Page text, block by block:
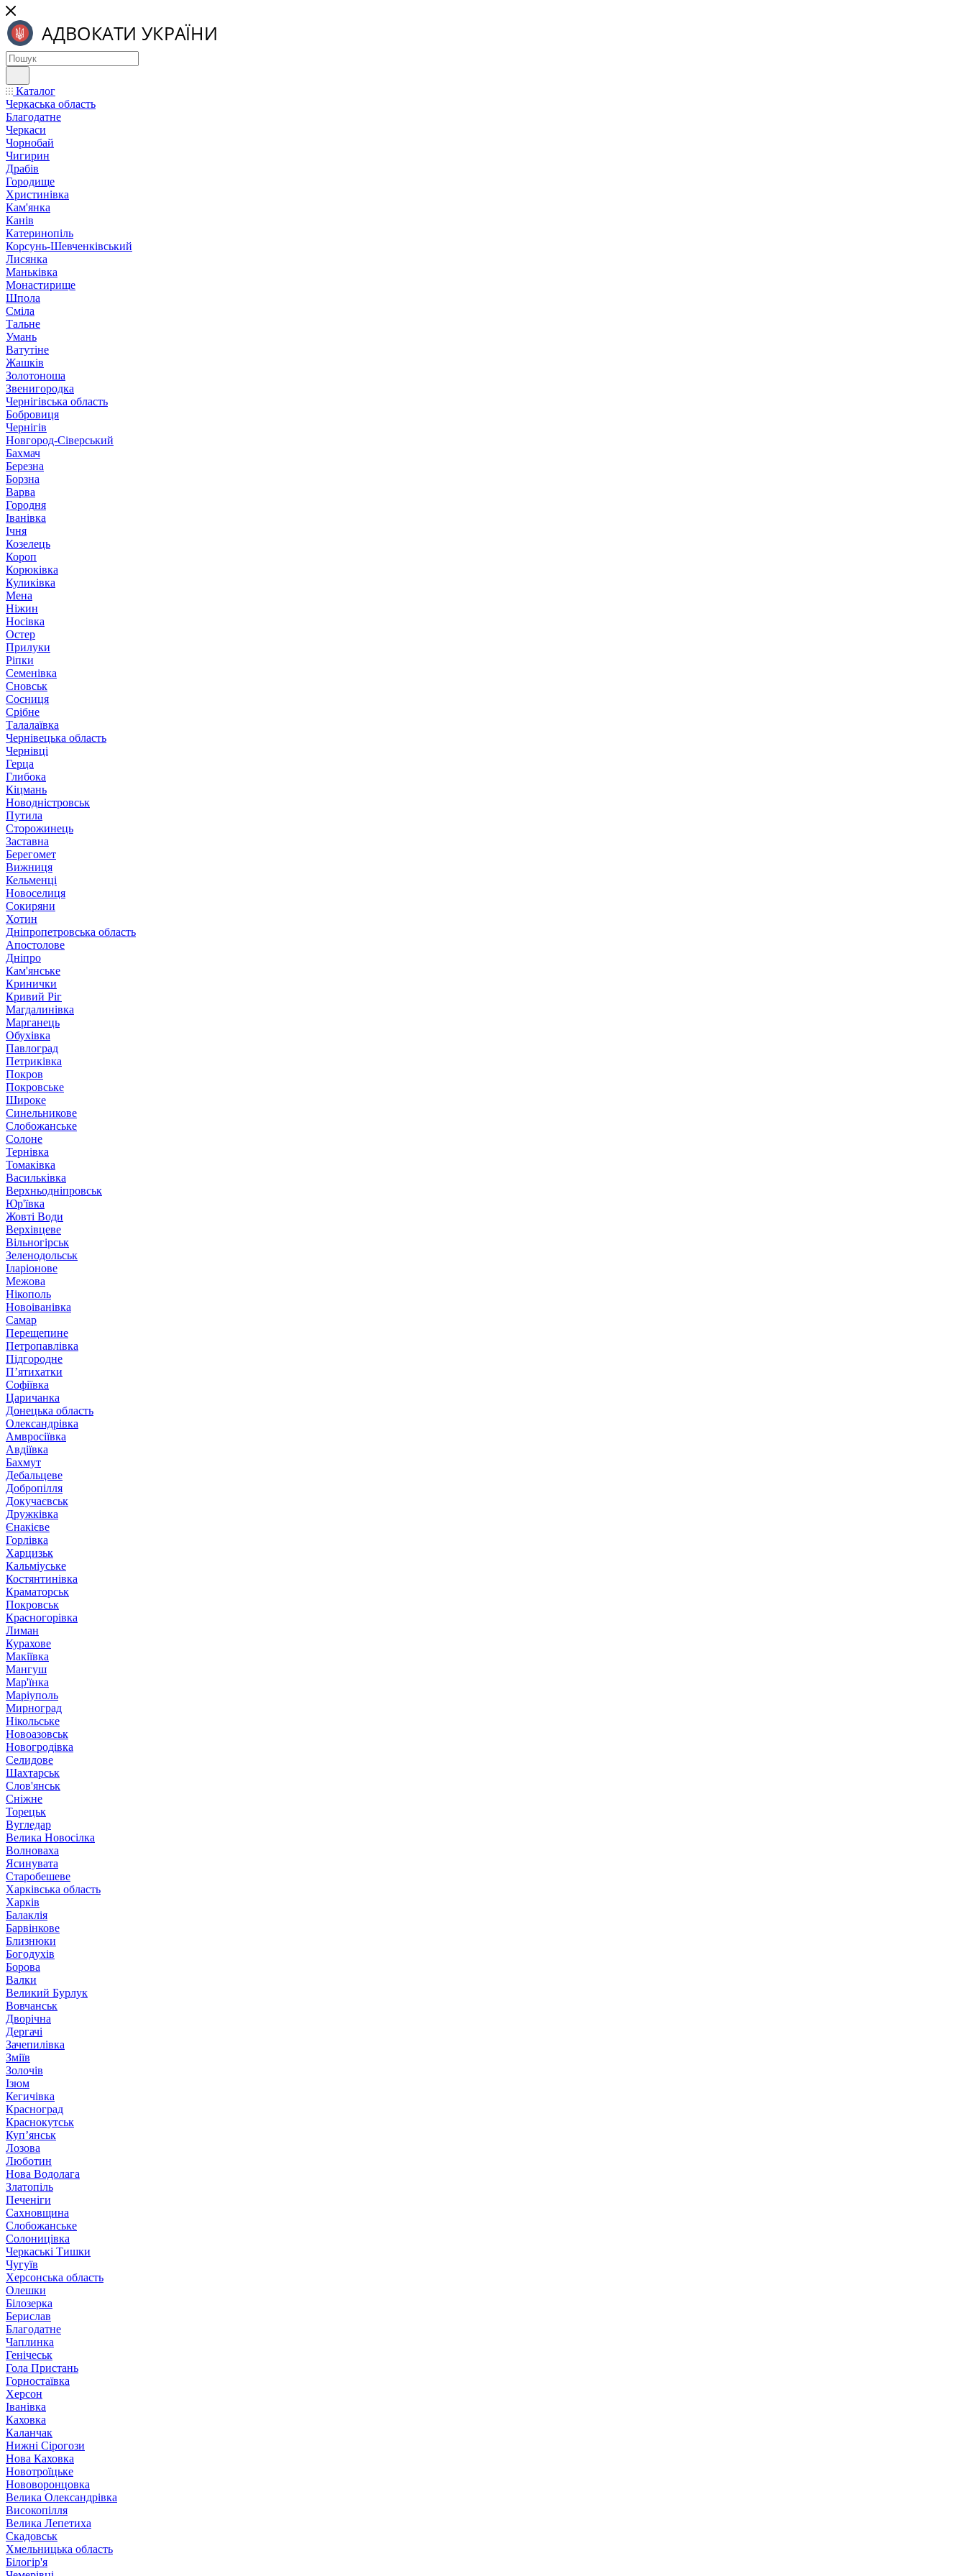
Каталог
Черкаська область
Благодатне
Черкаси
Чорнобай
Чигирин
Драбів
Городище
Христинівка
Кам'янка
Канів
Катеринопіль
Корсунь-Шевченківський
Лисянка
Маньківка
Монастирище
Шпола
Сміла
Тальне
Умань
Ватутіне
Жашків
Золотоноша
Звенигородка
Чернігівська область
Бобровиця
Чернігів
Новгород-Сіверський
Бахмач
Березна
Борзна
Варва
Городня
Іванівка
Ічня
Козелець
Короп
Корюківка
Куликівка
Мена
Ніжин
Носівка
Остер
Прилуки
Ріпки
Семенівка
Сновськ
Сосниця
Срібне
Талалаївка
Чернівецька область
Чернівці
Герца
Глибока
Кіцмань
Новодністровськ
Путила
Сторожинець
Заставна
Берегомет
Вижниця
Кельменці
Новоселиця
Сокиряни
Хотин
Дніпропетровська область
Апостолове
Дніпро
Кам'янське
Кринички
Кривий Ріг
Магдалинівка
Марганець
Обухівка
Павлоград
Петриківка
Покров
Покровське
Широке
Синельникове
Слобожанське
Солоне
Тернівка
Томаківка
Васильківка
Верхньодніпровськ
Юр'ївка
Жовті Води
Верхівцеве
Вільногірськ
Зеленодольськ
Іларіонове
Межова
Нікополь
Новоіванівка
Самар
Перещепине
Петропавлівка
Підгородне
П’ятихатки
Софіївка
Царичанка
Донецька область
Олександрівка
Амвросіївка
Авдіївка
Бахмут
Дебальцеве
Добропілля
Докучаєвськ
Дружківка
Єнакієве
Горлівка
Харцизьк
Кальміуське
Костянтинівка
Краматорськ
Покровськ
Красногорівка
Лиман
Курахове
Макіївка
Мангуш
Мар'їнка
Маріуполь
Мирноград
Нікольське
Новоазовськ
Новогродівка
Селидове
Шахтарськ
Слов'янськ
Сніжне
Торецьк
Вугледар
Велика Новосілка
Волноваха
Ясинувата
Старобешеве
Харківська область
Харків
Балаклія
Барвінкове
Близнюки
Богодухів
Борова
Валки
Великий Бурлук
Вовчанськ
Дворічна
Дергачі
Зачепилівка
Зміїв
Золочів
Ізюм
Кегичівка
Красноград
Краснокутськ
Куп’янськ
Лозова
Люботин
Нова Водолага
Златопіль
Печеніги
Сахновщина
Слобожанське
Солоницівка
Черкаські Тишки
Чугуїв
Херсонська область
Олешки
Білозерка
Берислав
Благодатне
Чаплинка
Генічеськ
Гола Пристань
Горностаївка
Херсон
Іванівка
Каховка
Каланчак
Нижні Сірогози
Нова Каховка
Новотроїцьке
Нововоронцовка
Велика Олександрівка
Високопілля
Велика Лепетиха
Скадовськ
Хмельницька область
Білогір'я